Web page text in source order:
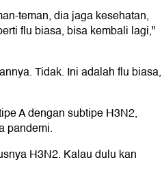
teman, dia jaga kesehatan,
flu biasa, bisa kembali lagi,"
Tidak. Ini adalah flu biasa,
A dengan subtipe H3N2,
pandemi.
H3N2. Kalau dulu kan